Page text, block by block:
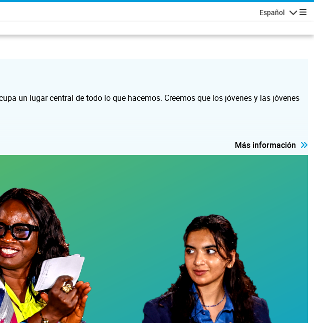
Español
un lugar central de todo lo que hacemos. Creemos que los jóvenes y las jóvenes
Más información